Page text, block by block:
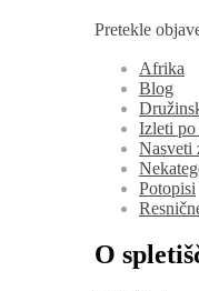
Pretekle
Afrika
Blog
Izleti
Nasveti
Potopisi
O